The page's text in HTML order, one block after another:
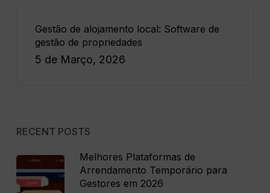
Gestão de alojamento local: Software de
gestão de propriedades
5 de Março, 2026
RECENT POSTS
Melhores Plataformas de
Arrendamento Temporário para
Gestores em 2026